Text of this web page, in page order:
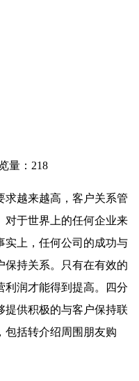
量：218
越来越高，客户关系管
对于世界上的任何企业来
实上，任何公司的成功与
保持关系。只有在有效的
利润才能得到提高。四分
提供积极的与客户保持联
包括转介绍周围朋友购